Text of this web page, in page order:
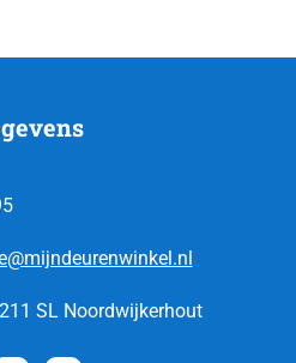
SL Noordwijkerhout